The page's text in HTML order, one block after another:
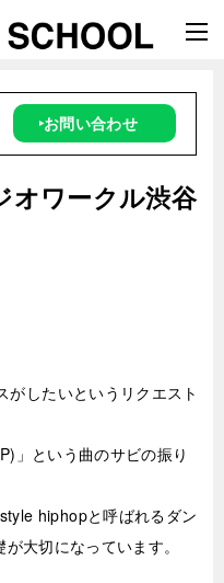
‣お問い合わせ
ワークル渋谷
したいというリクエスト
」という曲のサビの振り
hiphopと呼ばれるダン
大切になっています。